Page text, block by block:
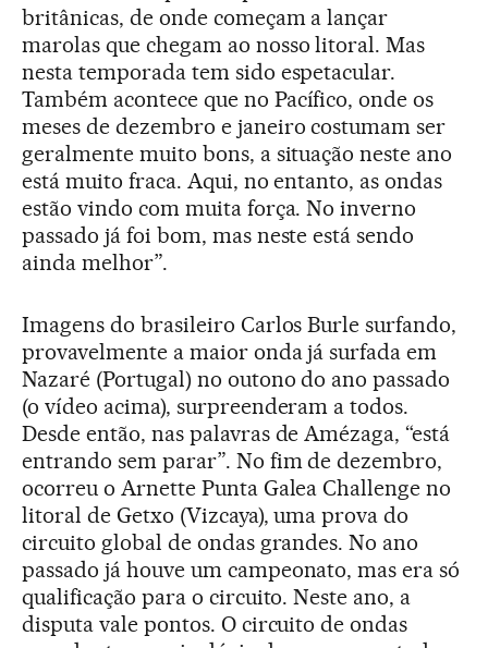
britânicas, de onde começam a lançar
marolas que chegam ao nosso litoral. Mas
nesta temporada tem sido espetacular.
Também acontece que no Pacífico, onde os
meses de dezembro e janeiro costumam ser
geralmente muito bons, a situação neste ano
está muito fraca. Aqui, no entanto, as ondas
estão vindo com muita força. No inverno
passado já foi bom, mas neste está sendo
ainda melhor”.
Imagens do brasileiro Carlos Burle surfando,
provavelmente a maior onda já surfada em
Nazaré (Portugal) no outono do ano passado
(o vídeo acima), surpreenderam a todos.
Desde então, nas palavras de Amézaga, “está
entrando sem parar”. No fim de dezembro,
ocorreu o Arnette Punta Galea Challenge no
litoral de Getxo (Vizcaya), uma prova do
circuito global de ondas grandes. No ano
passado já houve um campeonato, mas era só
qualificação para o circuito. Neste ano, a
disputa vale pontos. O circuito de ondas